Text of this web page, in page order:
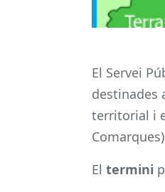
El Servei
destinades
territorial i
El termini